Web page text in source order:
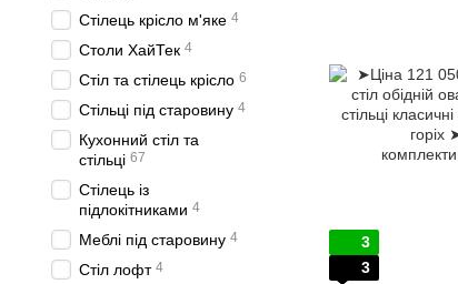
3
3
Стілець крісло м'яке 4
Столи ХайТек 4
Стіл та стілець крісло 6
Стільці під старовину 4
Кухонний стіл та
стільці 67
Стілець із
підлокітниками 4
Меблі під старовину 4
Стіл лофт 4